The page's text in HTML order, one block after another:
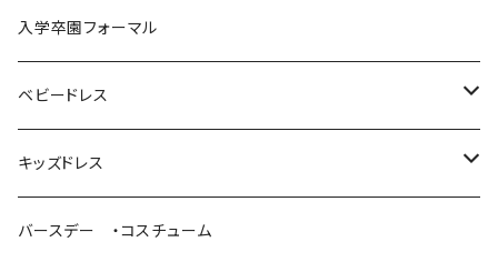
袴ロンパース
入学卒園フォーマル
ベビードレス
パニエ / ボレロ
キッズドレス
ロングドレス
バースデー ・コスチューム